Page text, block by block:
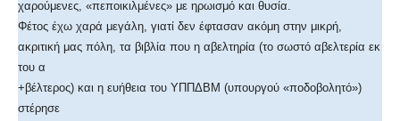
χαρούμενες, «πεποικιλμένες» με ηρωισμό και θυσία.
Φέτος έχω χαρά μεγάλη, γιατί δεν έφτασαν ακόμη στην μικρή,
ακριτική μας πόλη, τα βιβλία που η αβελτηρία (το σωστό αβελτερία εκ
του α
+βέλτερος) και η ευήθεια του ΥΠΠΔΒΜ (υπουργού «ποδοβολητό»)
στέρησε